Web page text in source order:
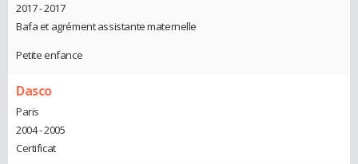
2017 - 2017
Bafa et agrément assistante maternelle
Petite enfance
Dasco
Paris
2004 - 2005
Certificat